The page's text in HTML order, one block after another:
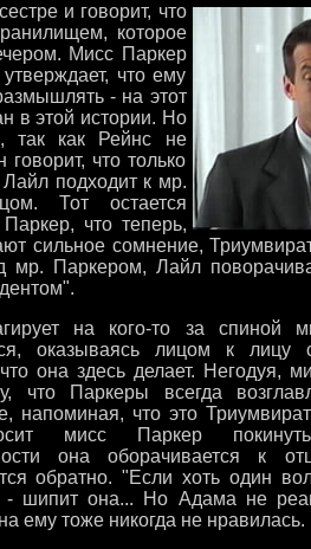
и говорит, что
которое
Мисс Паркер
что ему
- на этот
в этой истории. Но
так как Рейнс не
что только
Лайл подходит к мр.
Тот остается
что теперь,
сильное сомнение,
Паркером, Лайл
на кого-то за спиной
оказываясь лицом к лицу
она здесь делает. Негодуя,
что Паркеры всегда
напоминая, что это
мисс Паркер
она оборачивается к
обратно. "Если хоть один
- шипит она... Но Адама не
ему тоже никогда не нравилась.